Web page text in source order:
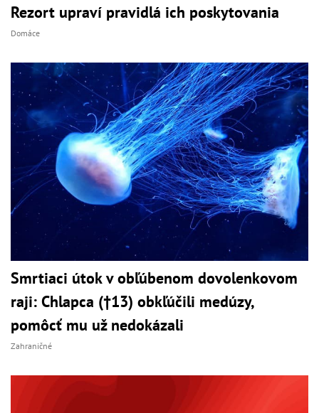
Rezort upraví pravidlá ich poskytovania
Domáce
Smrtiaci útok v obľúbenom dovolenkovom
raji: Chlapca (†13) obkľúčili medúzy,
pomôcť mu už nedokázali
Zahraničné